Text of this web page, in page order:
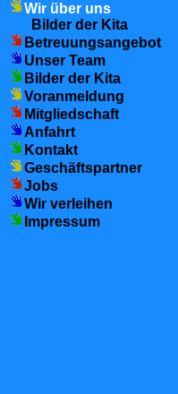
Wir über uns
Bilder der Kita
Betreuungsangebot
Unser Team
Bilder der Kita
Voranmeldung
Mitgliedschaft
Anfahrt
Kontakt
Geschäftspartner
Jobs
Wir verleihen
Impressum